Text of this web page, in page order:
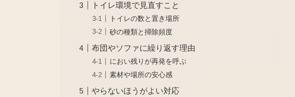
トイレ環境で見直すこと
トイレの数と置き場所
砂の種類と掃除頻度
布団やソファに繰り返す理由
におい残りが再発を呼ぶ
素材や場所の安心感
やらないほうがよい対応